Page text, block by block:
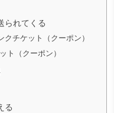
られてくる
チケット（クーポン）
ト（クーポン）
る